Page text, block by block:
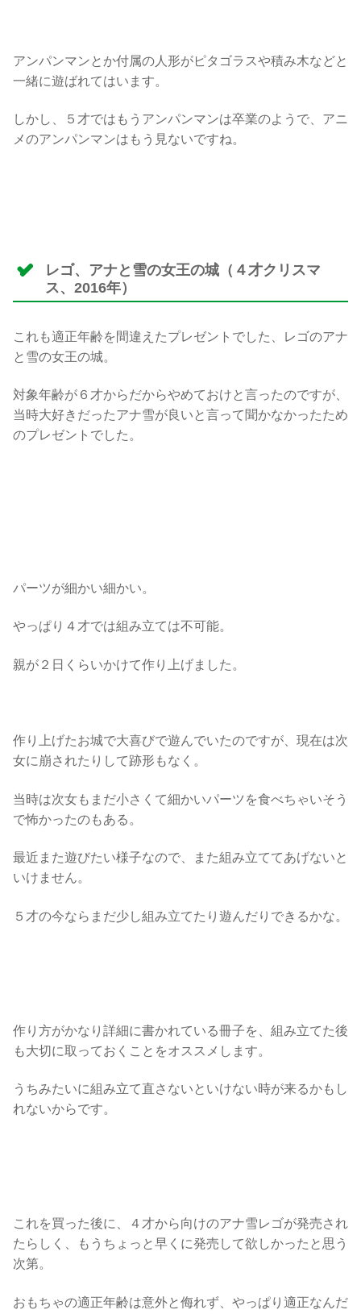
アンパンマンとか付属の人形がピタゴラスや積み木などと
一緒に遊ばれてはいます。
しかし、５才ではもうアンパンマンは卒業のようで、アニ
メのアンパンマンはもう見ないですね。
レゴ、アナと雪の女王の城（４才クリスマ
ス、2016年）
これも適正年齢を間違えたプレゼントでした、レゴのアナ
と雪の女王の城。
対象年齢が６才からだからやめておけと言ったのですが、
当時大好きだったアナ雪が良いと言って聞かなかったため
のプレゼントでした。
パーツが細かい細かい。
やっぱり４才では組み立ては不可能。
親が２日くらいかけて作り上げました。
作り上げたお城で大喜びで遊んでいたのですが、現在は次
女に崩されたりして跡形もなく。
当時は次女もまだ小さくて細かいパーツを食べちゃいそう
で怖かったのもある。
最近また遊びたい様子なので、また組み立ててあげないと
いけません。
５才の今ならまだ少し組み立てたり遊んだりできるかな。
作り方がかなり詳細に書かれている冊子を、組み立てた後
も大切に取っておくことをオススメします。
うちみたいに組み立て直さないといけない時が来るかもし
れないからです。
これを買った後に、４才から向けのアナ雪レゴが発売され
たらしく、もうちょっと早くに発売して欲しかったと思う
次第。
おもちゃの適正年齢は意外と侮れず、やっぱり適正なんだ